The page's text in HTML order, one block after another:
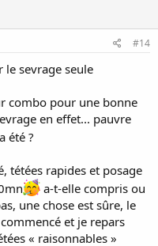
#14
sevrage seule
combo pour une bonne
en effet... pauvre
été ?
tétées rapides et posage
a-t-elle compris ou
une chose est sûre, le
et je repars
« raisonnables »